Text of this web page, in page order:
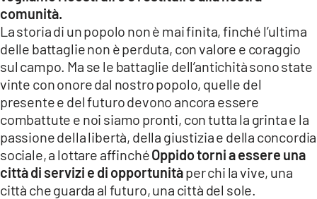
comunità.
La storia di un popolo non è mai finita, finché l’ultima
delle battaglie non è perduta, con valore e coraggio
sul campo. Ma se le battaglie dell’antichità sono state
vinte con onore dal nostro popolo, quelle del
presente e del futuro devono ancora essere
combattute e noi siamo pronti, con tutta la grinta e la
passione della libertà, della giustizia e della concordia
sociale, a lottare affinchéOppido torni a essere una
città di servizi e di opportunitàper chi la vive, una
città che guarda al futuro, una città del sole.